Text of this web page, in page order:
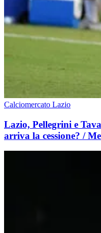
Calciomercato Lazio
Lazio, Pellegrini e
arriva la cessione? /